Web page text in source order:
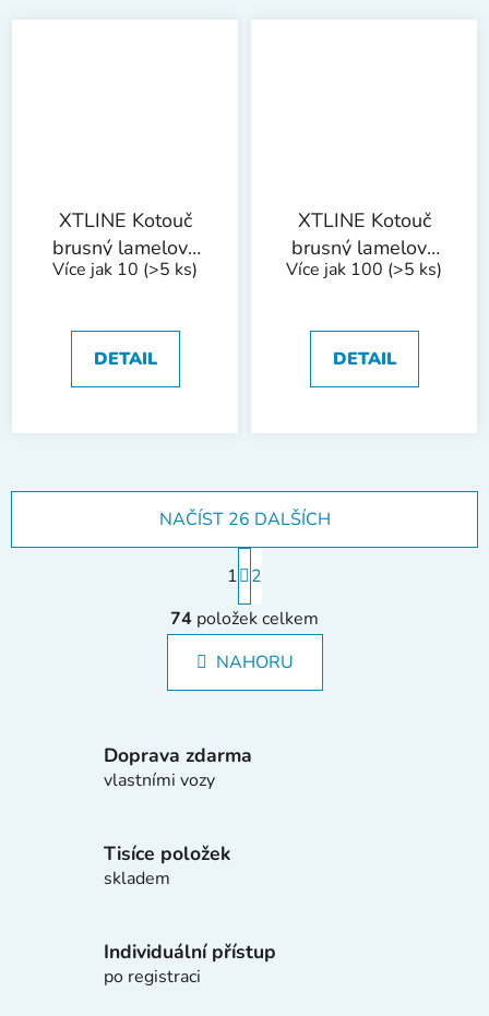
XTLINE Kotouč
brusný lamelový
zirkon | 115 mm zr.
Více jak 10 (>5 ks)
DETAIL
XTLINE Kotouč
brusný lamelový
zirkon | 125 mm zr.
Více jak 100 (>5 ks)
DETAIL
O
v
l
á
d
c
í
p
NAČÍST 26 DALŠÍCH
S
t
r
á
n
k
í
1
2
74 položek celkem
NAHORU
Doprava zdarma
vlastními vozy
Tisíce položek
skladem
Individuální přístup
po registraci